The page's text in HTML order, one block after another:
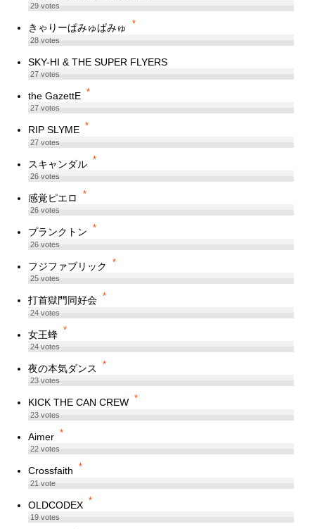
29votes
きゃりーぱみゅぱみゅ *
28votes
SKY-HI & THE SUPER FLYERS
27votes
the GazettE *
27votes
RIP SLYME *
27votes
スキャンダル *
26votes
感覚ピエロ *
26votes
プランクトン *
26votes
フジファブリック *
25votes
打首獄門同好会 *
24votes
女王蜂 *
24votes
夜の本気ダンス *
23votes
KICK THE CAN CREW *
23votes
Aimer *
22votes
Crossfaith *
21vote
OLDCODEX *
19votes